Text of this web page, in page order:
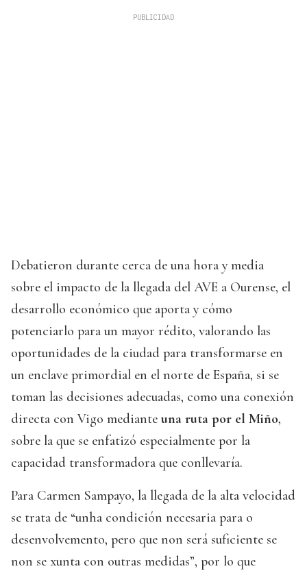
Debatieron durante cerca de una hora y media
sobre el impacto de la llegada del AVE a Ourense, el
desarrollo económico que aporta y cómo
potenciarlo para un mayor rédito, valorando las
oportunidades de la ciudad para transformarse en
un enclave primordial en el norte de España, si se
toman las decisiones adecuadas, como una conexión
directa con Vigo mediante una ruta por el Miño,
sobre la que se enfatizó especialmente por la
capacidad transformadora que conllevaría.
Para Carmen Sampayo, la llegada de la alta velocidad
se trata de “unha condición necesaria para o
desenvolvemento, pero que non será suficiente se
non se xunta con outras medidas”, por lo que